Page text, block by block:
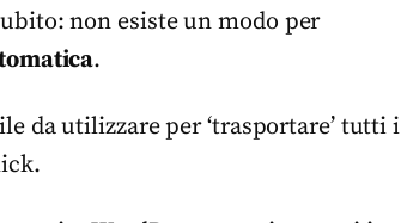
non esiste un modo per
.
da utilizzare per ‘trasportare’ tutti i